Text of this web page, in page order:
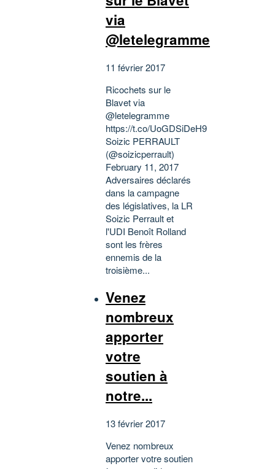
via
@letelegramme
11 février 2017
Ricochets sur le
Blavet via
@letelegramme
https://t.co/UoGDSiDeH9
Soizic PERRAULT
(@soizicperrault)
February 11, 2017
Adversaires déclarés
dans la campagne
des législatives, la LR
Soizic Perrault et
l'UDI Benoît Rolland
sont les frères
ennemis de la
troisième...
Venez
nombreux
apporter
votre
soutien à
notre...
13 février 2017
Venez nombreux
apporter votre soutien